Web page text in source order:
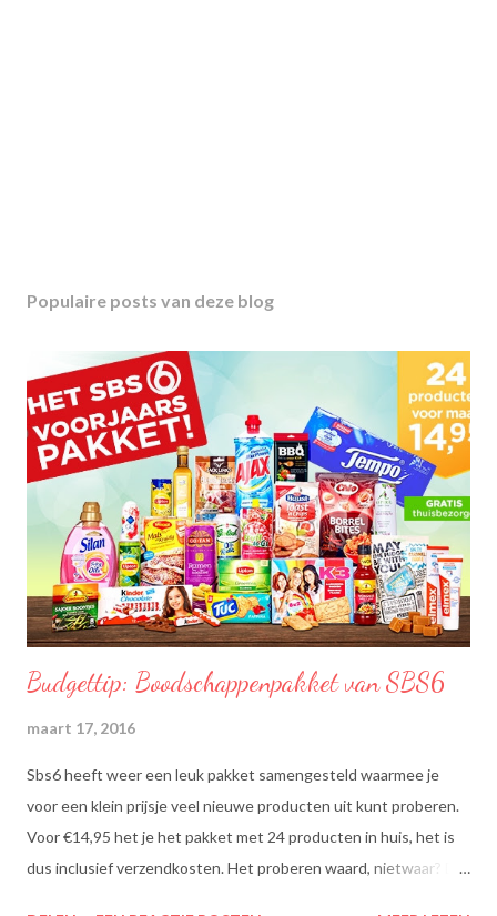
Populaire posts van deze blog
Budgettip: Boodschappenpakket van SBS6
maart 17, 2016
Sbs6 heeft weer een leuk pakket samengesteld waarmee je
voor een klein prijsje veel nieuwe producten uit kunt proberen.
Voor €14,95 het je het pakket met 24 producten in huis, het is
dus inclusief verzendkosten. Het proberen waard, nietwaar? Dit